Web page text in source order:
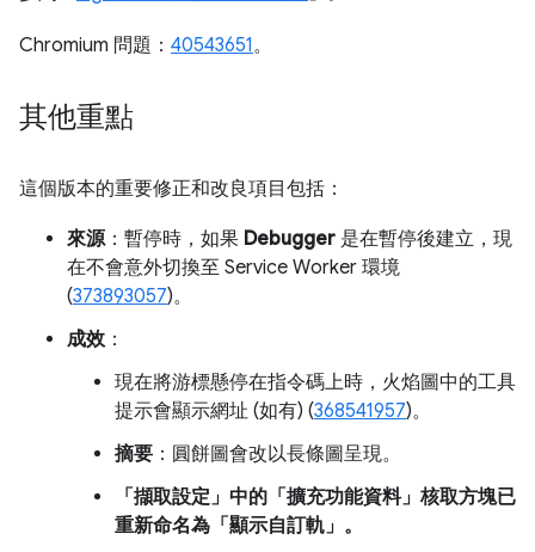
Chromium 問題： 40543651。
其他重點
這個版本的重要修正和改良項目包括：
來源：暫停時，如果 Debugger 是在暫停後建立，現
在不會意外切換至 Service Worker 環境
(373893057)。
成效 ：
現在將游標懸停在指令碼上時，火焰圖中的工具
提示會顯示網址 (如有) (368541957)。
摘要 ：圓餅圖會改以長條圖呈現。
「擷取設定」中的「擴充功能資料」 核取方塊已
重新命名為「顯示自訂軌」 。